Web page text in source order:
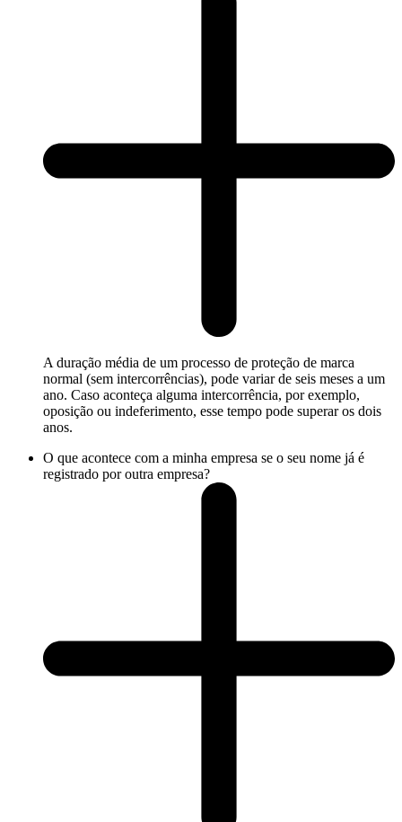
A duração média de um processo de proteção de marca
normal (sem intercorrências), pode variar de seis meses a um
ano. Caso aconteça alguma intercorrência, por exemplo,
oposição ou indeferimento, esse tempo pode superar os dois
anos.
O que acontece com a minha empresa se o seu nome já é
registrado por outra empresa?